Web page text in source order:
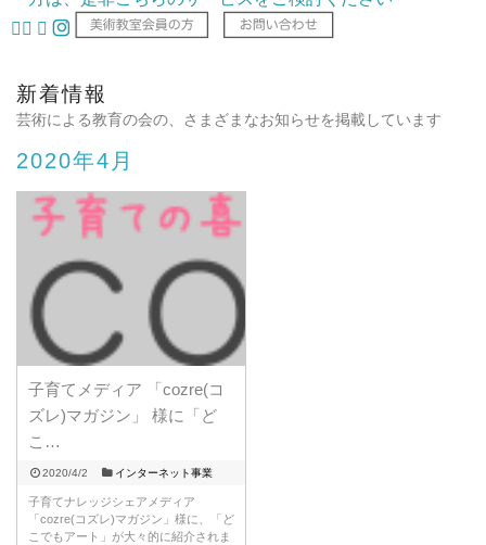
新着情報
芸術による教育の会の、さまざまなお知らせを掲載しています
2020年4月
子育てメディア 「cozre(コ
ズレ)マガジン」 様に「ど
こ…
2020/4/2 インターネット事業
子育てナレッジシェアメディア
「cozre(コズレ)マガジン」様に、「ど
こでもアート」が大々的に紹介されま